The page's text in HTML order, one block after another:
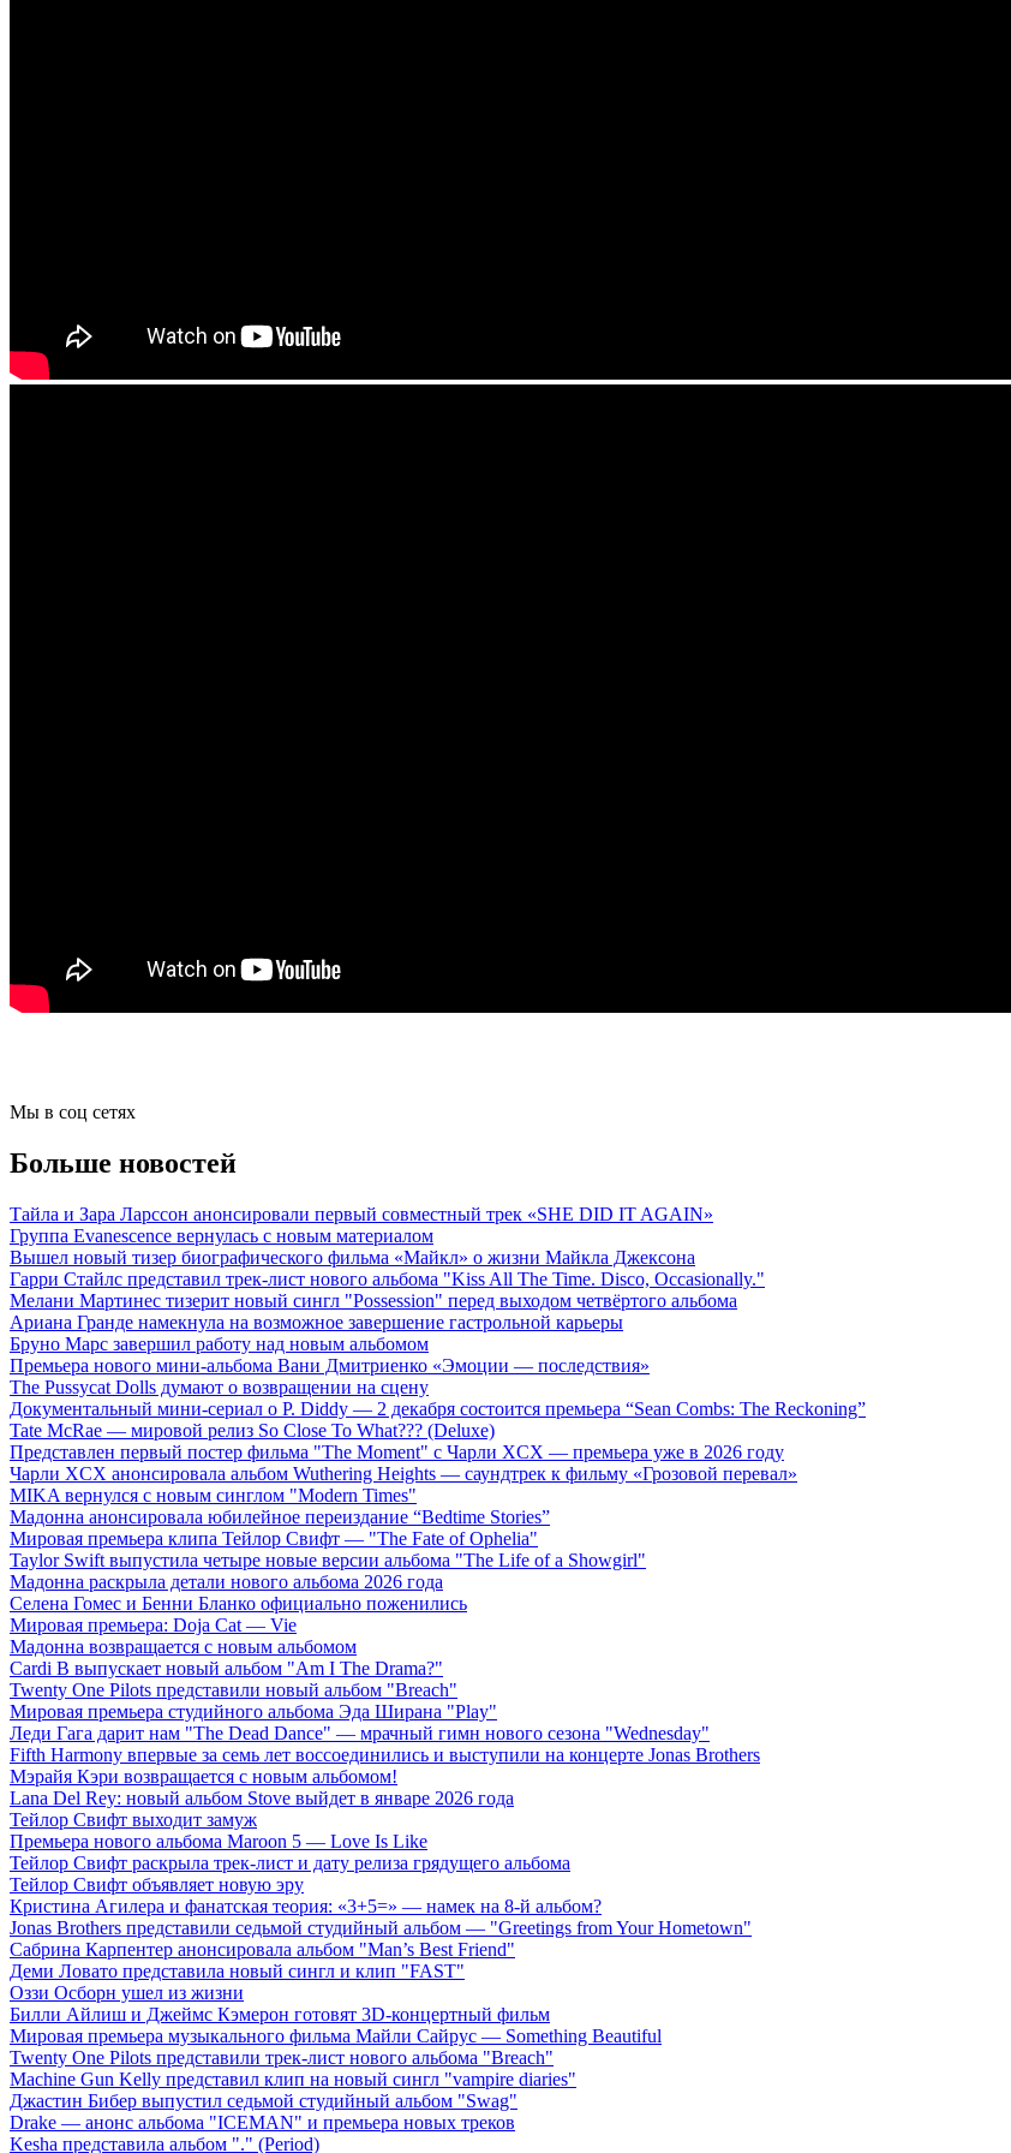
Мы в соц сетях
Больше новостей
Тайла и Зара Ларссон анонсировали первый совместный трек «SHE DID IT AGAIN»
Группа Evanescence вернулась с новым материалом
Вышел новый тизер биографического фильма «Майкл» о жизни Майкла Джексона
Гарри Стайлс представил трек-лист нового альбома "Kiss All The Time. Disco, Occasionally."
Мелани Мартинес тизерит новый сингл "Possession" перед выходом четвёртого альбома
Ариана Гранде намекнула на возможное завершение гастрольной карьеры
Бруно Марс завершил работу над новым альбомом
Премьера нового мини-альбома Вани Дмитриенко «Эмоции — последствия»
The Pussycat Dolls думают о возвращении на сцену
Документальный мини-сериал о P. Diddy — 2 декабря состоится премьера “Sean Combs: The Reckoning”
Tate McRae — мировой релиз So Close To What??? (Deluxe)
Представлен первый постер фильма "The Moment" с Чарли XCX — премьера уже в 2026 году
Чарли XCX анонсировала альбом Wuthering Heights — саундтрек к фильму «Грозовой перевал»
MIKA вернулся с новым синглом "Modern Times"
Мадонна анонсировала юбилейное переиздание “Bedtime Stories”
Мировая премьера клипа Тейлор Свифт — "The Fate of Ophelia"
Taylor Swift выпустила четыре новые версии альбома "The Life of a Showgirl"
Мадонна раскрыла детали нового альбома 2026 года
Селена Гомес и Бенни Бланко официально поженились
Мировая премьера: Doja Cat — Vie
Мадонна возвращается с новым альбомом
Cardi B выпускает новый альбом "Am I The Drama?"
Twenty One Pilots представили новый альбом "Breach"
Мировая премьера студийного альбома Эда Ширана "Play"
Леди Гага дарит нам "The Dead Dance" — мрачный гимн нового сезона "Wednesday"
Fifth Harmony впервые за семь лет воссоединились и выступили на концерте Jonas Brothers
Мэрайя Кэри возвращается с новым альбомом!
Lana Del Rey: новый альбом Stove выйдет в январе 2026 года
Тейлор Свифт выходит замуж
Премьера нового альбома Maroon 5 — Love Is Like
Тейлор Свифт раскрыла трек-лист и дату релиза грядущего альбома
Тейлор Свифт объявляет новую эру
Кристина Агилера и фанатская теория: «3+5=» — намек на 8-й альбом?
Jonas Brothers представили седьмой студийный альбом — "Greetings from Your Hometown"
Сабрина Карпентер анонсировала альбом "Man’s Best Friend"
Деми Ловато представила новый сингл и клип "FAST"
Оззи Осборн ушел из жизни
Билли Айлиш и Джеймс Кэмерон готовят 3D-концертный фильм
Мировая премьера музыкального фильма Майли Сайрус — Something Beautiful
Twenty One Pilots представили трек-лист нового альбома "Breach"
Machine Gun Kelly представил клип на новый сингл "vampire diaries"
Джастин Бибер выпустил седьмой студийный альбом "Swag"
Drake — анонс альбома "ICEMAN" и премьера новых треков
Kesha представила альбом "." (Period)